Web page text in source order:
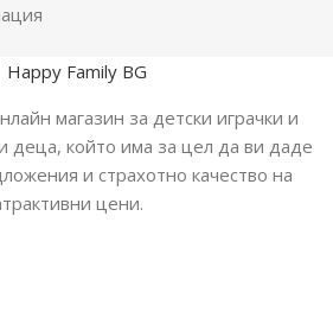
магазин за детски играчки и
деца, който има за цел да ви даде
и страхотно качество на
цени.